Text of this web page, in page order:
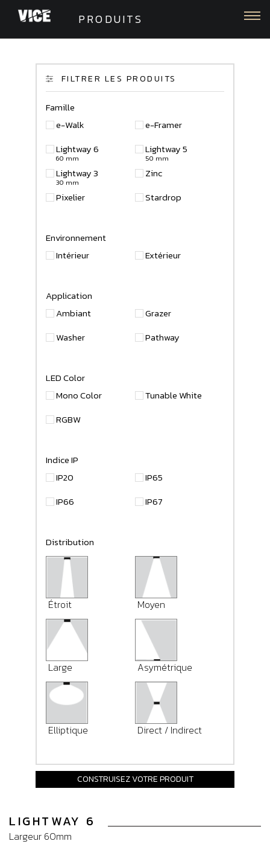
PRODUITS
FILTRER LES PRODUITS
Famille
e-Walk
e-Framer
Lightway 6
60 mm
Lightway 5
50 mm
Lightway 3
30 mm
Zinc
Pixelier
Stardrop
Environnement
Intérieur
Extérieur
Application
Ambiant
Grazer
Washer
Pathway
LED Color
Mono Color
Tunable White
RGBW
Indice IP
IP20
IP65
IP66
IP67
Distribution
Étroit Moyen
Large Asymétrique
Elliptique Direct / Indirect
CONSTRUISEZ VOTRE PRODUIT
LIGHTWAY 6
Largeur 60mm